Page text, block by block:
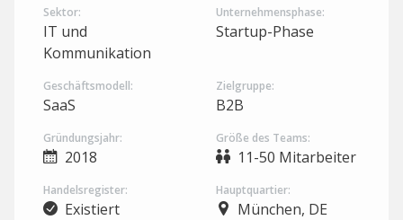
Sektor:
IT und
Kommunikation
Unternehmensphase:
Startup-Phase
Geschäftsmodell:
SaaS
Zielgruppe:
B2B
Gründungsjahr:
2018
Größe des Teams:
11-50 Mitarbeiter
Handelsregister:
Existiert
Hauptquartier:
München, DE